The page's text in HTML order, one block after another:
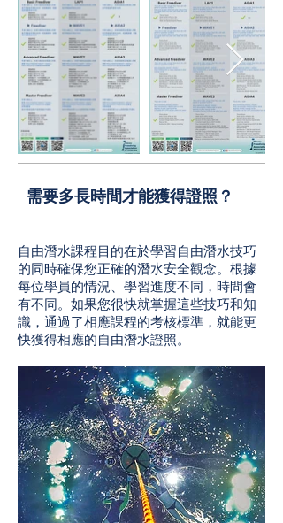
需要多長時間才能獲得證照？
自由潛水課程目的在於學習自由潛水技巧
的同時確保您正確的潛水安全觀念。根據
每位學員的情況、學習進度不同，時間會
有不同。如果您很快就掌握這些技巧和知
識，通過了相應課程的考核標準，就能更
快獲得相應的自由潛水證照。